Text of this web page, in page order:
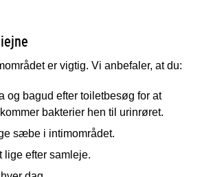
er vigtig. Vi anbefaler, at du:
og bagud efter toiletbesøg for at
bakterier hen til urinrøret.
sæbe i intimområdet.
lige efter samleje.